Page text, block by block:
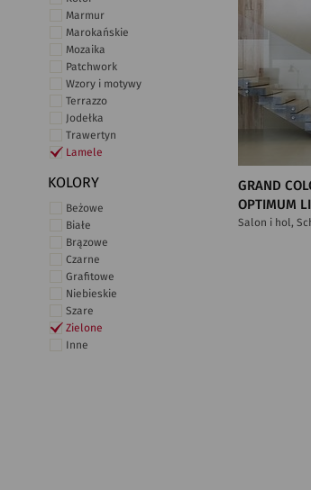
Marmur
Marokańskie
Mozaika
Patchwork
Wzory i motywy
Terrazzo
Jodełka
Trawertyn
Lamele
KOLORY
Beżowe
Białe
Brązowe
Czarne
Grafitowe
Niebieskie
Szare
Zielone
Inne
GRAND
OPTIMUM
Salon i hol,